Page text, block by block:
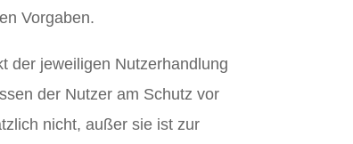
Vorgaben.
der jeweiligen Nutzerhandlung
der Nutzer am Schutz vor
nicht, außer sie ist zur